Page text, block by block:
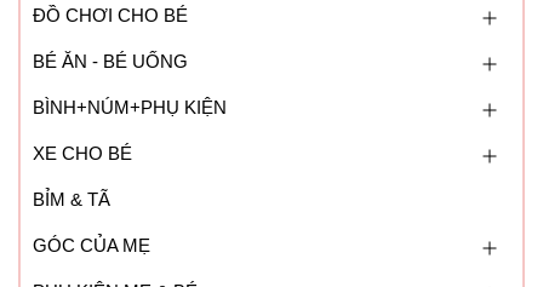
ĐỒ CHƠI CHO BÉ
BÉ ĂN - BÉ UỐNG
BÌNH+NÚM+PHỤ KIỆN
XE CHO BÉ
BỈM & TÃ
GÓC CỦA MẸ